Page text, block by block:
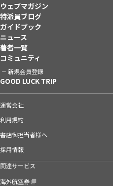
ウェブマガジン
特派員ブログ
ガイドブック
ニュース
著者一覧
コミュニティ
新規会員登録
GOOD LUCK TRIP
運営会社
利用規約
書店御担当者様へ
採用情報
関連サービス
海外航空券